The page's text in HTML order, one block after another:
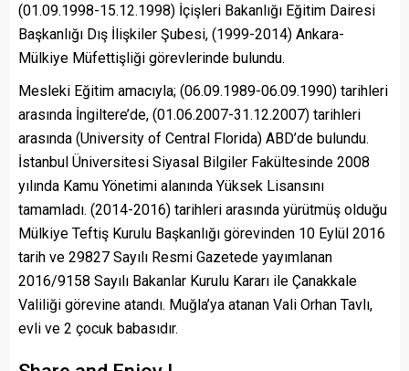
(01.09.1998-15.12.1998) İçişleri Bakanlığı Eğitim Dairesi
Başkanlığı Dış İlişkiler Şubesi, (1999-2014) Ankara-
Mülkiye Müfettişliği görevlerinde bulundu.
Mesleki Eğitim amacıyla; (06.09.1989-06.09.1990) tarihleri
arasında İngiltere’de, (01.06.2007-31.12.2007) tarihleri
arasında (University of Central Florida) ABD’de bulundu.
İstanbul Üniversitesi Siyasal Bilgiler Fakültesinde 2008
yılında Kamu Yönetimi alanında Yüksek Lisansını
tamamladı. (2014-2016) tarihleri arasında yürütmüş olduğu
Mülkiye Teftiş Kurulu Başkanlığı görevinden 10 Eylül 2016
tarih ve 29827 Sayılı Resmi Gazetede yayımlanan
2016/9158 Sayılı Bakanlar Kurulu Kararı ile Çanakkale
Valiliği görevine atandı. Muğla’ya atanan Vali Orhan Tavlı,
evli ve 2 çocuk babasıdır.